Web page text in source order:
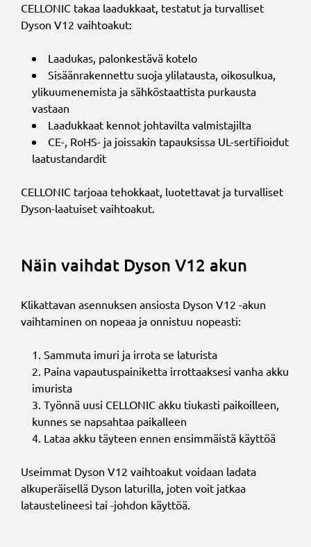
CELLONIC takaa laadukkaat, testatut ja turvalliset
Dyson V12 vaihtoakut:
Laadukas, palonkestävä kotelo
Sisäänrakennettu suoja ylilatausta, oikosulkua,
ylikuumenemista ja sähköstaattista purkausta
vastaan
Laadukkaat kennot johtavilta valmistajilta
CE-, RoHS- ja joissakin tapauksissa UL-sertifioidut
laatustandardit
CELLONIC tarjoaa tehokkaat, luotettavat ja turvalliset
Dyson-laatuiset vaihtoakut.
Näin vaihdat Dyson V12 akun
Klikattavan asennuksen ansiosta Dyson V12 -akun
vaihtaminen on nopeaa ja onnistuu nopeasti:
Sammuta imuri ja irrota se laturista
Paina vapautuspainiketta irrottaaksesi vanha akku
imurista
Työnnä uusi CELLONIC akku tiukasti paikoilleen,
kunnes se napsahtaa paikalleen
Lataa akku täyteen ennen ensimmäistä käyttöä
Useimmat Dyson V12 vaihtoakut voidaan ladata
alkuperäisellä Dyson laturilla, joten voit jatkaa
lataustelineesi tai -johdon käyttöä.